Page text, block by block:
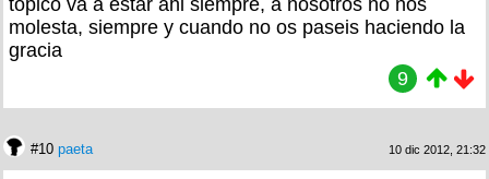
molesta, siempre y cuando no os paseis haciendo la
gracia
9
#10 paeta 10 dic 2012, 21:32